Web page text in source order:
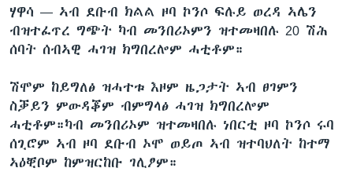
ሃዋሳ — ኣብ ደቡብ ክልል ዞባ ኮንሶ ፍሉይ ወረዳ ኣሌን
ብዝተፈጥረ ግጭት ካብ መንበሪኦምን ዝተመዛበሉ 20 ሽሕ
ሰባት ሰብኣዊ ሓገዝ ክግበረሎም ሓቲቶም።
ሽሞም ከይግለፅ ዝሓተቱ እዞም ዜጋታት ኣብ ፀገምን
ስቓይን ምውዳቖም ብምግላፅ ሓገዝ ክግበረሎም
ሓቲቶም።ካብ መንበሪኦም ዝተመዛበሉ ነበርቲ ዞባ ኮንሶ ሩባ
ሰጊሮም ኣብ ዞባ ደቡብ ኦሞ ወይጦ ኣብ ዝተባህለት ከተማ
ኣዕቒቦም ከምዝርከቡ ገሊፆም።